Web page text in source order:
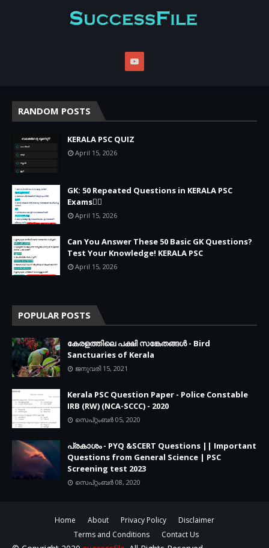
RANDOM POSTS
KERALA PSC QUIZ
April 15, 2026
GK: 50 Repeated Questions in KERALA PSC
Exams🐦‍🔥
April 15, 2026
Can You Answer These 50 Basic GK Questions?
Test Your Knowledge! KERALA PSC
April 15, 2026
POPULAR POSTS
കേരളത്തിലെ പക്ഷി സങ്കേതങ്ങൾ - Bird
Sanctuaries of Kerala
ജനുവരി 15, 2021
Kerala PSC Question Paper - Police Constable
IRB (RW) (NCA-SCCC) - 2020
സെപ്റ്റംബർ 05, 2020
പ്രകാശം - PYQ &SCERT Questions || Important
Questions from General Science | PSC
Screening test 2023
സെപ്റ്റംബർ 08, 2020
Home About Privacy Policy
Disclaimer
Terms and Conditions
Contact Us